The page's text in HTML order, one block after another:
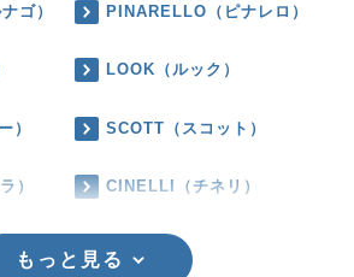
ゴ） PINARELLO（ピナレロ）
LOOK（ルック）
） SCOTT（スコット）
） CINELLI（チネリ）
もっと見る